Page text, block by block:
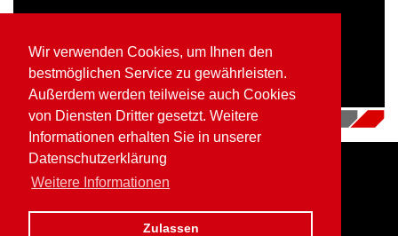
Wir verwenden Cookies, um Ihnen den
bestmöglichen Service zu gewährleisten.
Außerdem werden teilweise auch Cookies
von Diensten Dritter gesetzt. Weitere
Informationen erhalten Sie in unserer
Datenschutzerklärung
Weitere Informationen
Zulassen
16.07.2018
Home Impressum